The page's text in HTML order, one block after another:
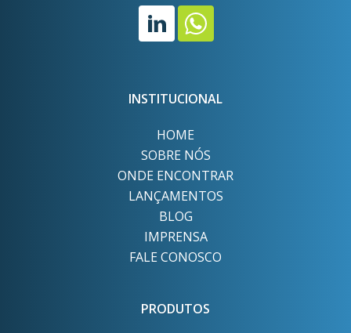
INSTITUCIONAL
HOME
SOBRE NÓS
ONDE ENCONTRAR
LANÇAMENTOS
BLOG
IMPRENSA
FALE CONOSCO
PRODUTOS